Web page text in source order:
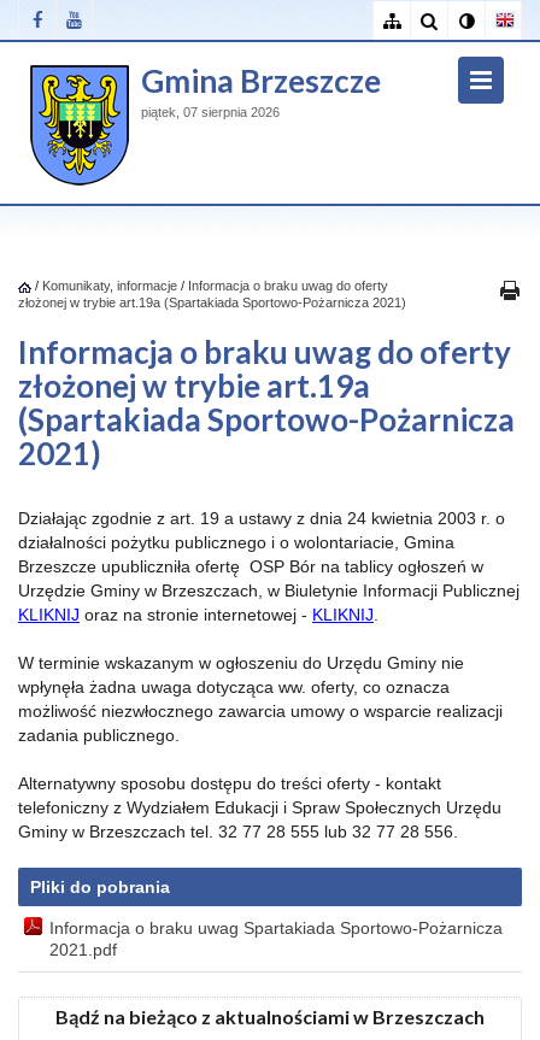
Gmina Brzeszcze
piątek, 07 sierpnia 2026
/ Komunikaty, informacje / Informacja o braku uwag do oferty
złożonej w trybie art.19a (Spartakiada Sportowo-Pożarnicza 2021)
Informacja o braku uwag do oferty
złożonej w trybie art.19a
(Spartakiada Sportowo-Pożarnicza
2021)
Działając zgodnie z art. 19 a ustawy z dnia 24 kwietnia 2003 r. o
działalności pożytku publicznego i o wolontariacie, Gmina
Brzeszcze upubliczniła ofertę OSP Bór na tablicy ogłoszeń w
Urzędzie Gminy w Brzeszczach, w Biuletynie Informacji Publicznej
KLIKNIJ oraz na stronie internetowej - KLIKNIJ
W terminie wskazanym w ogłoszeniu do Urzędu Gminy nie
wpłynęła żadna uwaga dotycząca ww. oferty, co oznacza
możliwość niezwłocznego zawarcia umowy o wsparcie realizacji
zadania publicznego.
Alternatywny sposobu dostępu do treści oferty - kontakt
telefoniczny z Wydziałem Edukacji i Spraw Społecznych Urzędu
Gminy w Brzeszczach tel. 32 77 28 555 lub 32 77 28 556.
Pliki do pobrania
Informacja o braku uwag Spartakiada Sportowo-Pożarnicza
2021.pdf
Bądź na bieżąco z aktualnościami w Brzeszczach